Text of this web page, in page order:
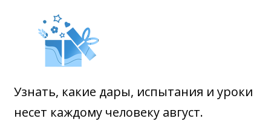
Узнать, какие дары, испытания и уроки
несет каждому человеку август.